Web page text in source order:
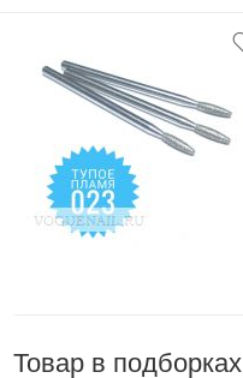
Товар в подборках